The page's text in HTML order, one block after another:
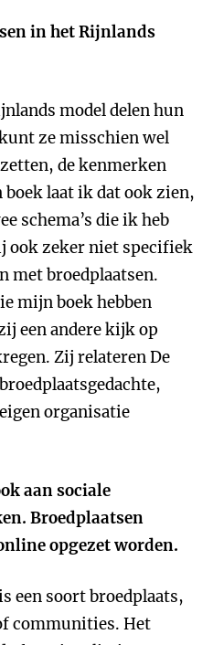
in het Rijnlands
model delen hun
ze misschien wel
de kenmerken
laat ik dat ook zien,
schema’s die ik heb
ook zeker niet specifiek
met broedplaatsen.
mijn boek hebben
een andere kijk op
Zij relateren De
organisatie
aan sociale
Broedplaatsen
opgezet worden.
een soort broedplaats,
communities. Het